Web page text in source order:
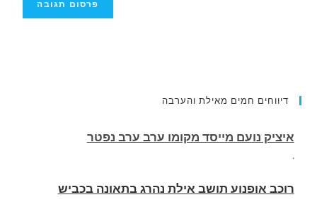
דיווחים חמים מאילת והערבה
רוכב אופנוע תושב אילת נהרג בתאונה בכביש
העוקף